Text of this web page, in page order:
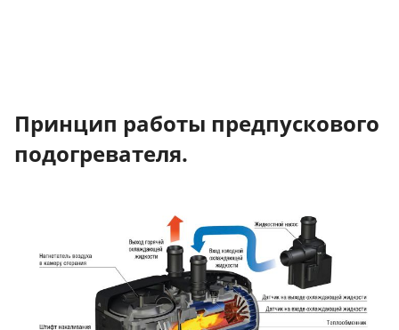
Принцип работы предпускового
подогревателя.